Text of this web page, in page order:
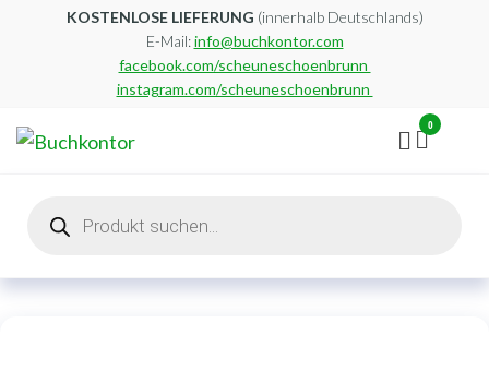
KOSTENLOSE LIEFERUNG (innerhalb Deutschlands)
E-Mail:info@buchkontor.com
facebook.com/scheuneschoenbrunn
instagram.com/scheuneschoenbrunn
0
search